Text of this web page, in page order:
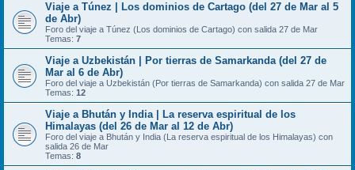
Viaje a Túnez | Los dominios de Cartago (del 27 de Mar al 5
de Abr)
Foro del viaje a Túnez (Los dominios de Cartago) con salida 27 de Mar
Temas: 7
Viaje a Uzbekistán | Por tierras de Samarkanda (del 27 de
Mar al 6 de Abr)
Foro del viaje a Uzbekistán (Por tierras de Samarkanda) con salida 27 de Mar
Temas: 12
Viaje a Bhután y India | La reserva espiritual de los
Himalayas (del 26 de Mar al 12 de Abr)
Foro del viaje a Bhután y India (La reserva espiritual de los Himalayas) con
salida 26 de Mar
Temas: 8